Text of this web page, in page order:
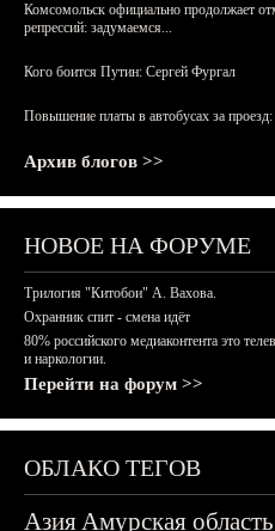
Комсомольск официально продолжает
репрессий: задумаемся...
Кого боится Путин: Сергей Фургал
Повышение платы в автобусах за проезд:
Архив блогов >>
НОВОЕ НА ФОРУМЕ
Трилогия "Китобои" А. Вахова.
Охранник спит - смена идёт
80% российского медиаконтента это
и наркологии.
Перейти на форум >>
ОБЛАКО ТЕГОВ
АзияАмурская область